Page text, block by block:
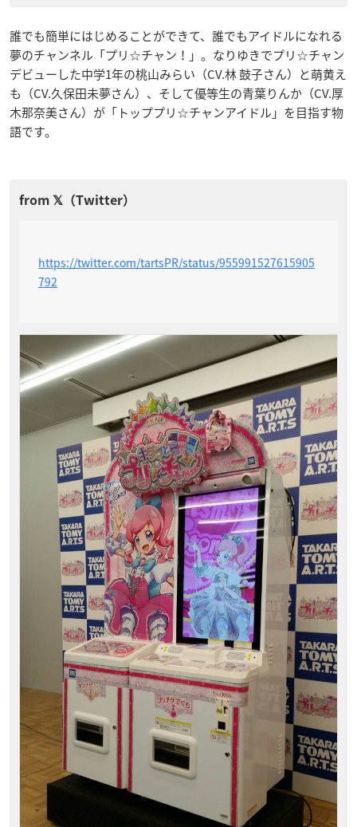
誰でも簡単にはじめることができて、誰でもアイドルになれる
夢のチャンネル「プリ☆チャン！」。なりゆきでプリ☆チャン
デビューした中学1年の桃山みらい（CV.林 鼓子さん）と萌黄え
も（CV.久保田未夢さん）、そして優等生の青葉りんか（CV.厚
木那奈美さん）が「トッププリ☆チャンアイドル」を目指す物
語です。
https://twitter.com/tartsPR/status/955991527615905
792